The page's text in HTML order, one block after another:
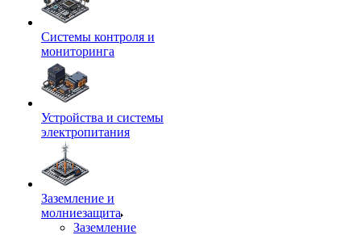
Системы контроля и
мониторинга
Устройства и системы
электропитания
Заземление и
молниезащита
Заземление